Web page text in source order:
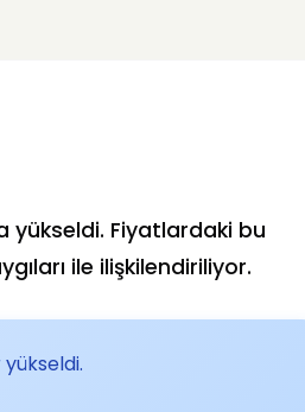
yükseldi. Fiyatlardaki bu
ile ilişkilendiriliyor.